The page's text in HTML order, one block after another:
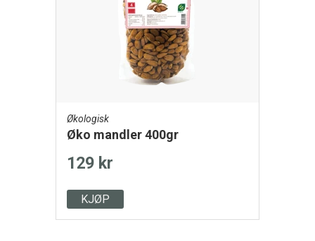
Økologisk
Øko mandler 400gr
129 kr
KJØP